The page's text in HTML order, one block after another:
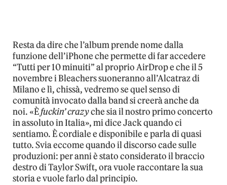
Resta da dire che l’album prende nome dalla
funzione dell’iPhone che permette di far accedere
“Tutti per 10 minuiti” al proprio AirDrop e che il 5
novembre i Bleachers suoneranno all’Alcatraz di
Milano e lì, chissà, vedremo se quel senso di
comunità invocato dalla band si creerà anche da
noi. «Èfuckin’ crazyche sia il nostro primo concerto
in assoluto in Italia», mi dice Jack quando ci
sentiamo. È cordiale e disponibile e parla di quasi
tutto. Svia eccome quando il discorso cade sulle
produzioni: per anni è stato considerato il braccio
destro di Taylor Swift, ora vuole raccontare la sua
storia e vuole farlo dal principio.